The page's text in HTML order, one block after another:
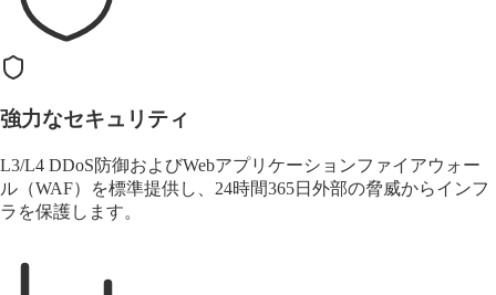
強力なセキュリティ
L3/L4 DDoS防御およびWebアプリケーションファイアウォー
ル（WAF）を標準提供し、24時間365日外部の脅威からインフ
ラを保護します。